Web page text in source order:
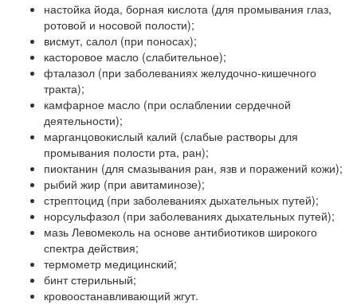
настойка йода, борная кислота (для промывания глаз,
ротовой и носовой полости);
висмут, салол (при поносах);
касторовое масло (слабительное);
фталазол (при заболеваниях желудочно-кишечного
тракта);
камфарное масло (при ослаблении сердечной
деятельности);
марганцовокислый калий (слабые растворы для
промывания полости рта, ран);
пиоктанин (для смазывания ран, язв и поражений кожи);
рыбий жир (при авитаминозе);
стрептоцид (при заболеваниях дыхательных путей);
норсульфазол (при заболеваниях дыхательных путей);
мазь Левомеколь на основе антибиотиков широкого
спектра действия;
термометр медицинский;
бинт стерильный;
кровоостанавливающий жгут.